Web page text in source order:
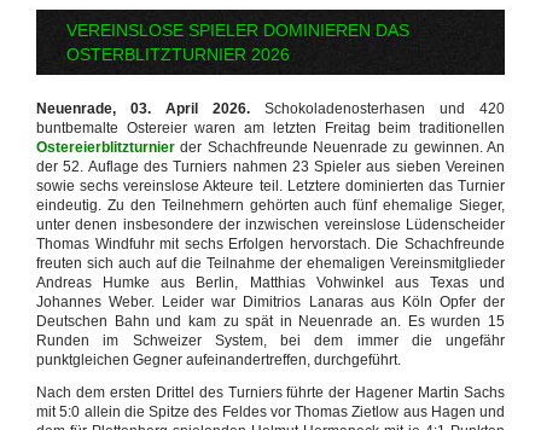
VEREINSLOSE SPIELER DOMINIEREN DAS
OSTERBLITZTURNIER 2026
Neuenrade, 03. April 2026. Schokoladenosterhasen und 420
buntbemalte Ostereier waren am letzten Freitag beim traditionellen
Ostereierblitzturnier der Schachfreunde Neuenrade zu gewinnen. An
der 52. Auflage des Turniers nahmen 23 Spieler aus sieben Vereinen
sowie sechs vereinslose Akteure teil. Letztere dominierten das Turnier
eindeutig. Zu den Teilnehmern gehörten auch fünf ehemalige Sieger,
unter denen insbesondere der inzwischen vereinslose Lüdenscheider
Thomas Windfuhr mit sechs Erfolgen hervorstach. Die Schachfreunde
freuten sich auch auf die Teilnahme der ehemaligen Vereinsmitglieder
Andreas Humke aus Berlin, Matthias Vohwinkel aus Texas und
Johannes Weber. Leider war Dimitrios Lanaras aus Köln Opfer der
Deutschen Bahn und kam zu spät in Neuenrade an. Es wurden 15
Runden im Schweizer System, bei dem immer die ungefähr
punktgleichen Gegner aufeinandertreffen, durchgeführt.
Nach dem ersten Drittel des Turniers führte der Hagener Martin Sachs
mit 5:0 allein die Spitze des Feldes vor Thomas Zietlow aus Hagen und